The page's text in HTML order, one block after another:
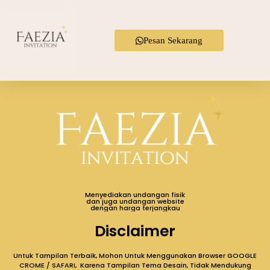
Pesan Sekarang
Menyediakan undangan fisik
dan juga undangan website
dengan harga terjangkau
Disclaimer
Untuk Tampilan Terbaik, Mohon Untuk Menggunakan Browser GOOGLE
CROME / SAFARI, Karena Tampilan Tema Desain, Tidak Mendukung